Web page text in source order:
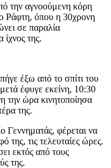
την αγνοούμενη κόρη
Ράφτη, όπου η 30χρονη
σε παραλία
ίχνος της.
έξω από το σπίτι του
έφυγε εκείνη, 10:30
την ώρα κινητοποίησα
της.
Γεννηματάς, φέρεται να
της, τις τελευταίες ώρες.
εκτός από τους
της.